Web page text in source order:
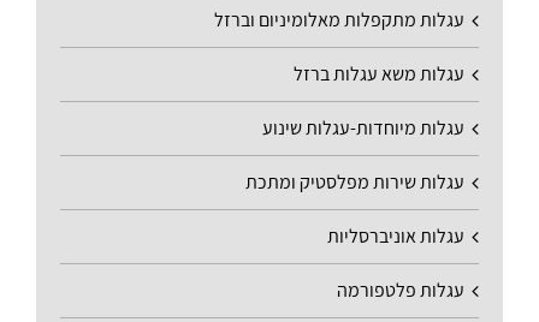
עגלות מתקפלות מאלומיניום וברזל
עגלות משא עגלות ברזל
עגלות מיוחדות-עגלות שינוע
עגלות שירות מפלסטיק ומתכת
עגלות אוניברסליות
עגלות פלטפורמה